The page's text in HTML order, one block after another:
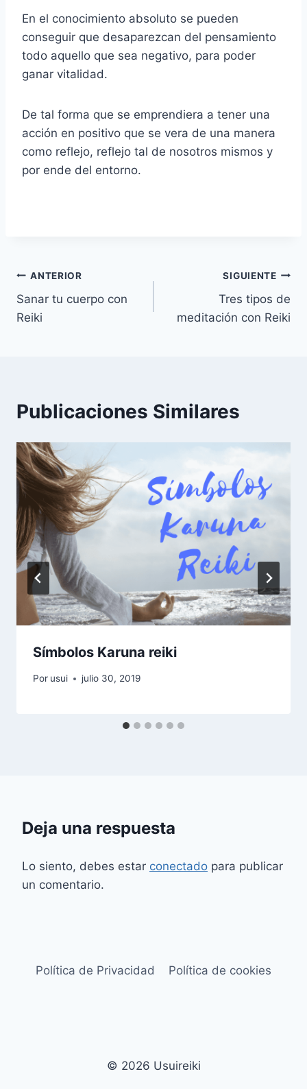
En el conocimiento absoluto se pueden
conseguir que desaparezcan del pensamiento
todo aquello que sea negativo, para poder
ganar vitalidad.
De tal forma que se emprendiera a tener una
acción en positivo que se vera de una manera
como reflejo, reflejo tal de nosotros mismos y
por ende del entorno.
Navegación
de
ANTERIOR
Sanar tu cuerpo con
Reiki
SIGUIENTE
Tres tipos de
meditación con Reiki
Publicaciones Similares
Símbolos Karuna reiki
Por usui julio 30, 2019
Deja una respuesta
Lo siento, debes estar conectado para publicar
un comentario.
Política de Privacidad Política de cookies
© 2026 Usuireiki